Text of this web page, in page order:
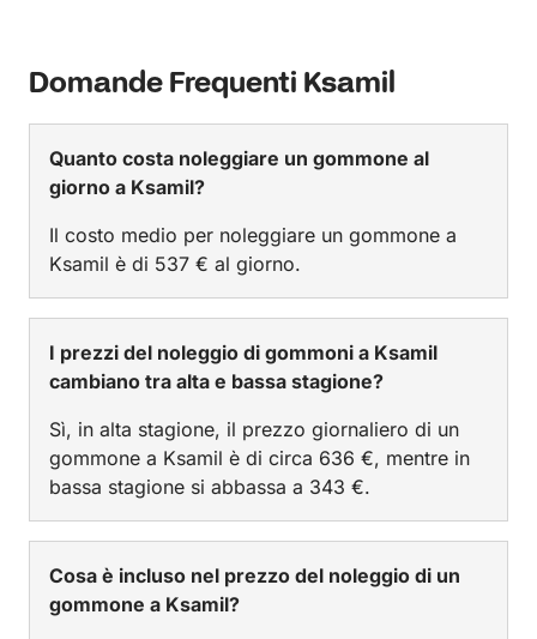
Domande Frequenti Ksamil
Quanto costa noleggiare un gommone al
giorno a Ksamil?
Il costo medio per noleggiare un gommone a
Ksamil è di 537 € al giorno.
I prezzi del noleggio di gommoni a Ksamil
cambiano tra alta e bassa stagione?
Sì, in alta stagione, il prezzo giornaliero di un
gommone a Ksamil è di circa 636 €, mentre in
bassa stagione si abbassa a 343 €.
Cosa è incluso nel prezzo del noleggio di un
gommone a Ksamil?